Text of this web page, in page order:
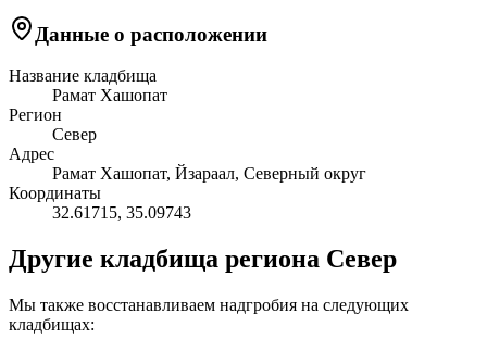
Данные о расположении
Название кладбища
Рамат Хашопат
Регион
Север
Адрес
Рамат Хашопат, Йзараал, Северный округ
Координаты
32.61715, 35.09743
Другие кладбища региона Север
Мы также восстанавливаем надгробия на следующих
кладбищах: